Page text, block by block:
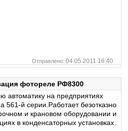
Отправлено: 04.05.2011 16:40
фотореле РФ8300
автоматику на предприятиях
561-й серии.Работает безотказно
и крановом оборудовании и
в конденсаторных установках.